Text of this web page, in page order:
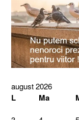
august 2026
L Ma